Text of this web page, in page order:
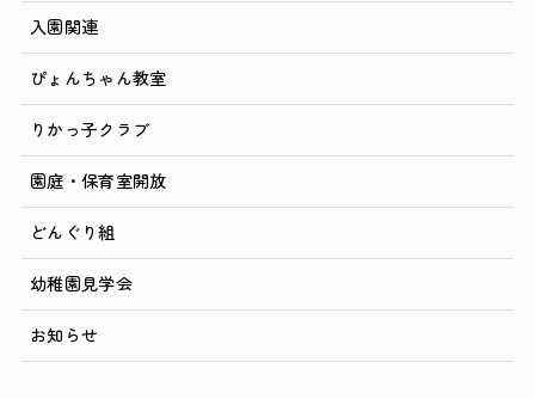
入園関連
ぴょんちゃん教室
りかっ子クラブ
園庭・保育室開放
どんぐり組
幼稚園見学会
お知らせ